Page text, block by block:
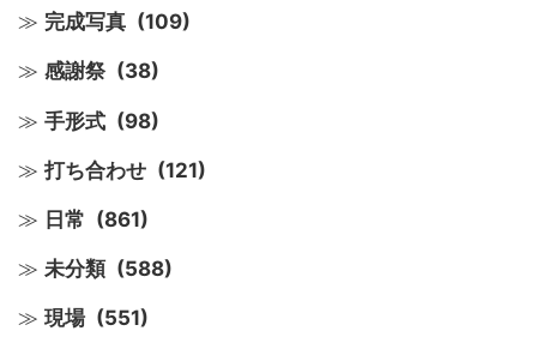
完成写真 (109)
感謝祭 (38)
手形式 (98)
打ち合わせ (121)
日常 (861)
未分類 (588)
現場 (551)